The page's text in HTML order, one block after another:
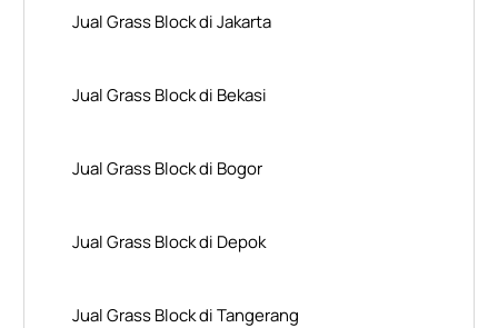
Jual Grass Block di Jakarta
Jual Grass Block di Bekasi
Jual Grass Block di Bogor
Jual Grass Block di Depok
Jual Grass Block di Tangerang